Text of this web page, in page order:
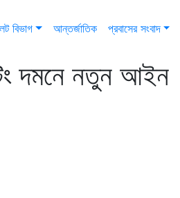
বিভাগ আন্তর্জাতিক প্রবাসের সংবাদ
দমনে নতুন আইন